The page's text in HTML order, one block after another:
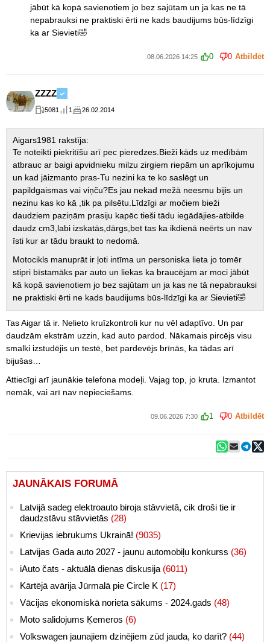
jābūt kā kopā savienotiem jo bez sajūtam un ja kas ne tā
nepabrauksi ne praktiski ērti ne kads baudijums būs-līdzīgi
ka ar Sievieti🤣
08.06.2026 14:25 0 0 Atbildēt
ZZZZ
5081 1 26.02.2014
Aigars1981 rakstīja:
Te noteikti piekritīšu arī pec pieredzes.Bieži kāds uz medībām
atbrauc ar baigi apvidnieku milzu zirgiem riepām un aprīkojumu
un kad jāizmanto pras-Tu nezini ka te ko saslēgt un
papildgaismas vai viņču?Es jau nekad mežā neesmu bijis un
nezinu kas ko kā ,tik pa pilsētu.Līdzīgi ar močiem bieži
daudziem paziņām prasiju kapēc tieši tādu iegādājies-atbilde
daudz cm3,labi izskatās,dārgs,bet tas ka ikdienā neērts un nav
īsti kur ar tādu braukt to nedomā.
Motocikls manuprāt ir ļoti intīma un personiska lieta jo tomēr
stipri bīstamāks par auto un liekas ka braucējam ar moci jābūt
kā kopā savienotiem jo bez sajūtam un ja kas ne tā nepabrauksi
ne praktiski ērti ne kads baudijums būs-līdzīgi ka ar Sievieti🤣
Tas Aigar tā ir. Nelieto kruīzkontroli kur nu vēl adaptīvo. Un par
daudzām ekstrām uzzin, kad auto pardod. Nākamais pircējs visu
smalki izstudējis un testē, bet pardevējs brīnās, ka tādas arī
bijušas…
Attiecīgi arī jaunākie telefona modeļi. Vajag top, jo kruta. Izmantot
nemāk, vai arī nav nepieciešams.
09.06.2026 7:30 1 0 Atbildēt
JAUNĀKAIS FORUMĀ
Latvijā sadeg elektroauto biroja stāvvietā, cik droši tie ir
daudzstāvu stāvvietās (28)
Krievijas iebrukums Ukrainā! (9035)
Latvijas Gada auto 2027 - jaunu automobiļu konkurss (36)
iAuto čats - aktuālā dienas diskusija (6011)
Kārtējā avārija Jūrmalā pie Circle K (17)
Vācijas ekonomiskā norieta sākums - 2024.gads (48)
Moto salidojums Ķemeros (6)
Volkswagen jaunajiem dzinējiem zūd jauda, ko darīt? (44)